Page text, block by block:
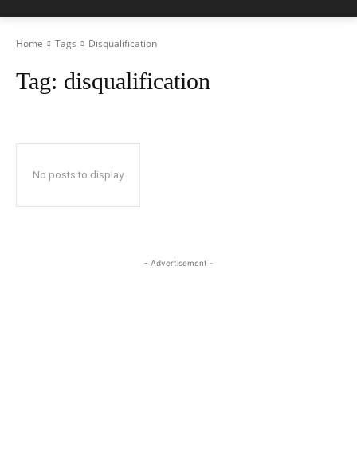
Home Tags Disqualification
Tag: disqualification
No posts to display
- Advertisement -